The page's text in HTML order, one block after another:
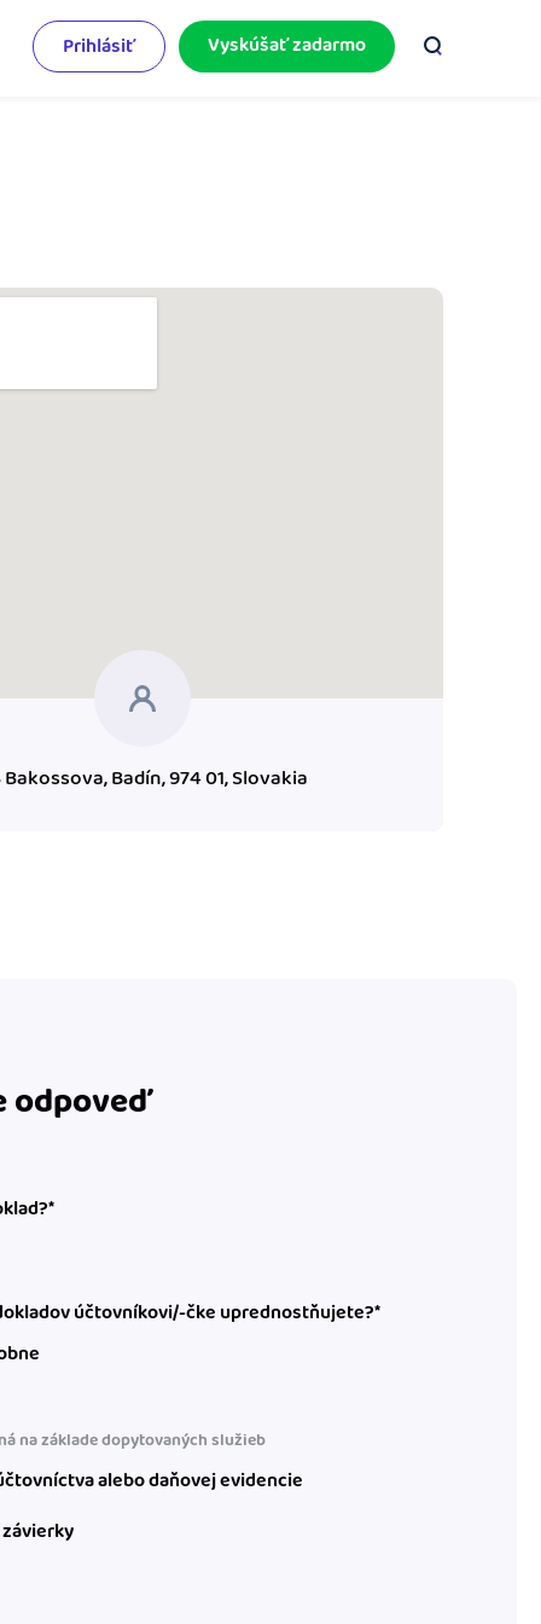
Prihlásiť Vyskúšať zadarmo
Bakossova, Badín, 974 01, Slovakia
odpoveď
účtovníkovi/-čke uprednostňujete?*
na základe dopytovaných služieb
alebo daňovej evidencie